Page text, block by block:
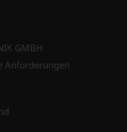
GMBH
Anforderungen